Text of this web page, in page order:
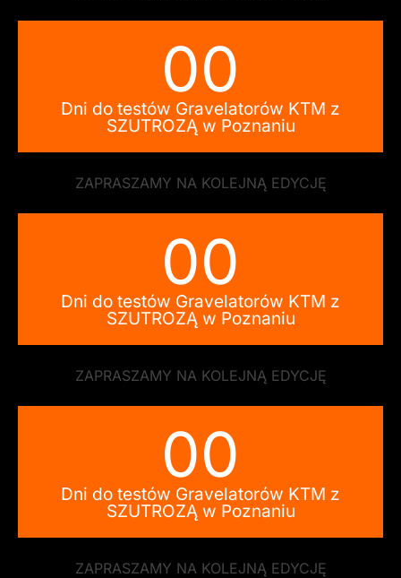
00
Dni do testów Gravelatorów KTM z
SZUTROZĄ w Poznaniu
ZAPRASZAMY NA KOLEJNĄ EDYCJĘ
00
Dni do testów Gravelatorów KTM z
SZUTROZĄ w Poznaniu
ZAPRASZAMY NA KOLEJNĄ EDYCJĘ
00
Dni do testów Gravelatorów KTM z
SZUTROZĄ w Poznaniu
ZAPRASZAMY NA KOLEJNĄ EDYCJĘ